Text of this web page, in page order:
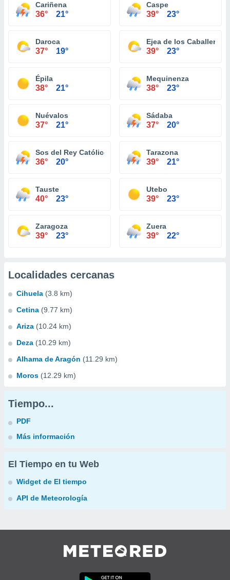
Cariñena
36° 21°
Caspe
39° 23°
Daroca
37° 19°
Ejea de los Caballeros
39° 23°
Épila
38° 21°
Mequinenza
38° 23°
Nuévalos
37° 21°
Sádaba
37° 20°
Sos del Rey Católico
36° 20°
Tarazona
39° 21°
Tauste
40° 23°
Utebo
39° 23°
Zaragoza
39° 23°
Zuera
39° 22°
Localidades cercanas
Cihuela (3.8 km)
Cetina (9.77 km)
Ariza (10.24 km)
Deza (10.29 km)
Alhama de Aragón (11.29 km)
Moros (12.29 km)
Tiempo...
PDF
Más información
El Tiempo en tu Web
Widget de El tiempo
API de Meteorología